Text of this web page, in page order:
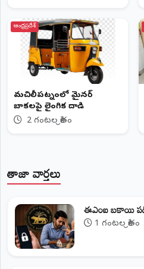
ఆంధ్రప్రదేశ్
మచిలీపట్నంలో మైనర్
బాలికలపై లైంగిక దాడి
2 గంటల క్రితం
తాజా వార్తలు
ఈఎంఐ బకాయి
1 గంటల క్రితం